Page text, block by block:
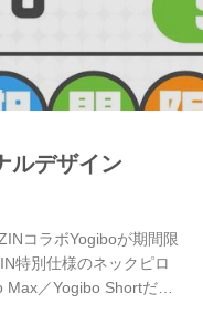
ルデザイン
コラボYogiboが期間限
特別仕様のネックピロ
／Yogibo Shortだ！